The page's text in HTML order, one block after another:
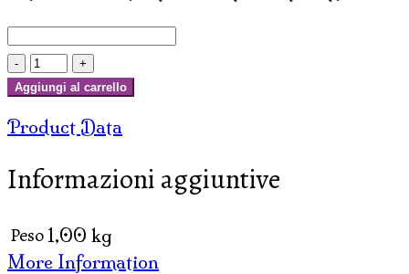
SOLI
DA
ROTONDI
SPECCHIETTI
quantità
Aggiungi al carrello
Product Data
Informazioni aggiuntive
Peso1,00 kg
More Information